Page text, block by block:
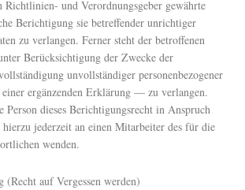
Richtlinien- und Verordnungsgeber gewährte
Berichtigung sie betreffender unrichtiger
zu verlangen. Ferner steht der betroffenen
Berücksichtigung der Zwecke der
unvollständiger personenbezogener
ergänzenden Erklärung — zu verlangen.
Person dieses Berichtigungsrecht in Anspruch
hierzu jederzeit an einen Mitarbeiter des für die
wenden.
(Recht auf Vergessen werden)